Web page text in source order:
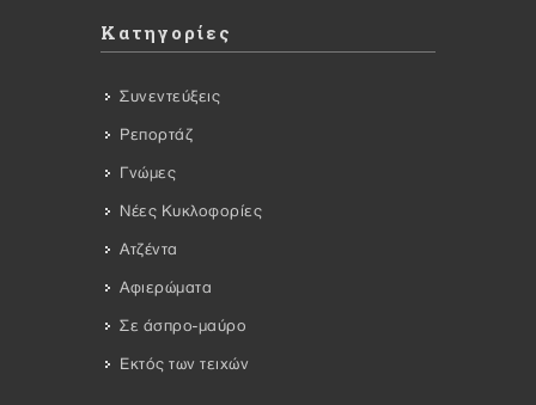
Κατηγορίες
Συνεντεύξεις
Ρεπορτάζ
Γνώμες
Νέες Κυκλοφορίες
Ατζέντα
Αφιερώματα
Σε άσπρο-μαύρο
Εκτός των τειχών